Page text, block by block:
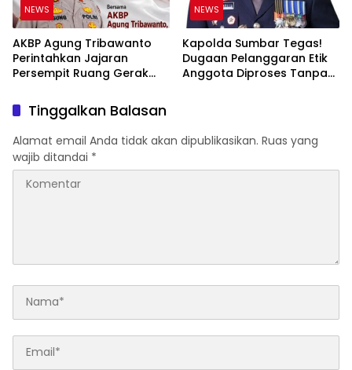
NEWS
AKBP Agung Tribawanto
Perintahkan Jajaran
Persempit Ruang Gerak
Pasaman Barat
NEWS
Kapolda Sumbar Tegas!
Dugaan Pelanggaran Etik
Anggota Diproses Tanpa
Tinggalkan Balasan
Alamat email Anda tidak akan dipublikasikan. Ruas yang
wajib ditandai *